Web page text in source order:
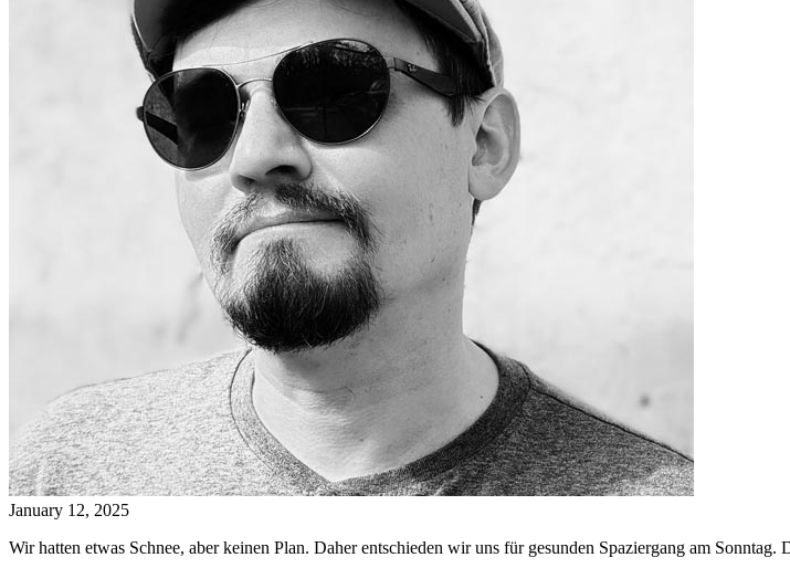
January 12, 2025
Wir hatten etwas Schnee, aber keinen Plan. Daher entschieden wir uns für gesunden Spaziergang am